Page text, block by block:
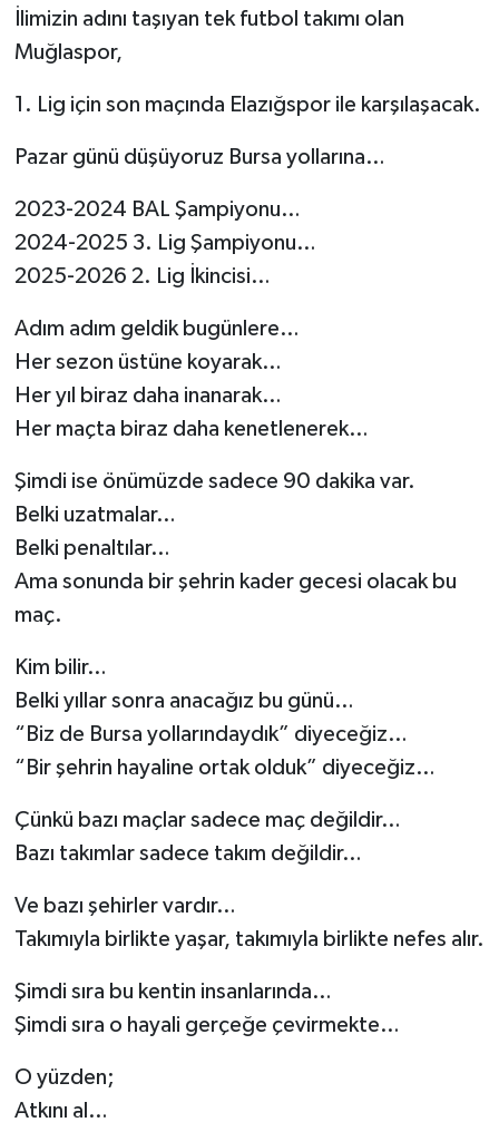
İlimizin adını taşıyan tek futbol takımı olan
Muğlaspor,
1. Lig için son maçında Elazığspor ile karşılaşacak.
Pazar günü düşüyoruz Bursa yollarına…
2023-2024 BAL Şampiyonu…
2024-2025 3. Lig Şampiyonu…
2025-2026 2. Lig İkincisi…
Adım adım geldik bugünlere…
Her sezon üstüne koyarak…
Her yıl biraz daha inanarak…
Her maçta biraz daha kenetlenerek…
Şimdi ise önümüzde sadece 90 dakika var.
Belki uzatmalar…
Belki penaltılar…
Ama sonunda bir şehrin kader gecesi olacak bu
maç.
Kim bilir…
Belki yıllar sonra anacağız bu günü…
“Biz de Bursa yollarındaydık” diyeceğiz…
“Bir şehrin hayaline ortak olduk” diyeceğiz…
Çünkü bazı maçlar sadece maç değildir…
Bazı takımlar sadece takım değildir…
Ve bazı şehirler vardır…
Takımıyla birlikte yaşar, takımıyla birlikte nefes alır.
Şimdi sıra bu kentin insanlarında…
Şimdi sıra o hayali gerçeğe çevirmekte…
O yüzden;
Atkını al…